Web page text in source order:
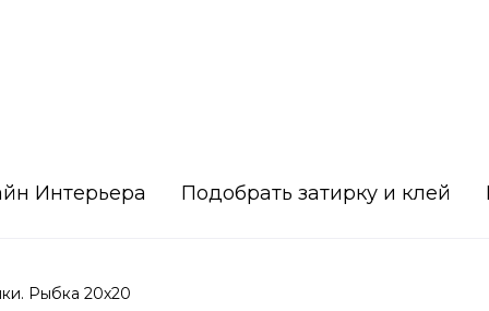
Интерьера Подобрать затирку и клей
Рыбка 20х20